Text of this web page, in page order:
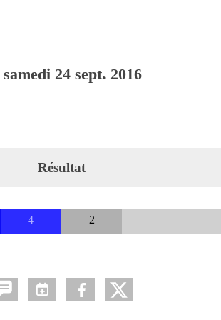
samedi 24 sept. 2016
Résultat
4 2